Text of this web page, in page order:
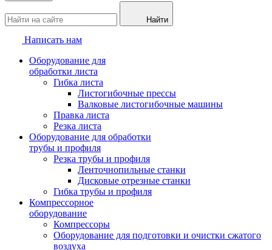
Найти
Написать нам
Оборудование для
обработки листа
Гибка листа
Листогибочные прессы
Валковые листогибочные машины
Правка листа
Резка листа
Оборудование для обработки
трубы и профиля
Резка трубы и профиля
Ленточнопильные станки
Дисковые отрезные станки
Гибка трубы и профиля
Компрессорное
оборудование
Компрессоры
Оборудование для подготовки и очистки сжатого
воздуха